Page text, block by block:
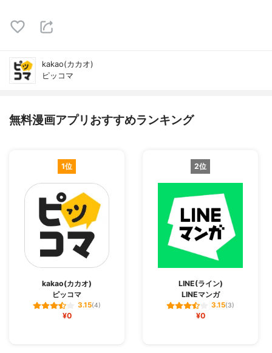
kakao(カカオ)
ピッコマ
無料漫画アプリおすすめランキング
1位
kakao(カカオ)
ピッコマ
3.15(4)
¥0
2位
LINE(ライン)
LINEマンガ
3.15(3)
¥0